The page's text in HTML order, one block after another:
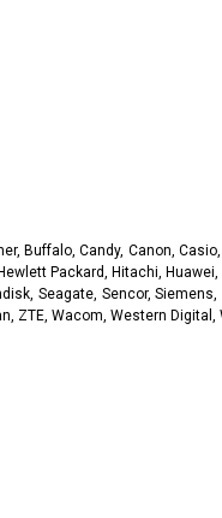
Buffalo, Candy, Canon,
Packard, Hitachi,
Seagate, Sencor, Siemens,
ZTE, Wacom, Western Digital,